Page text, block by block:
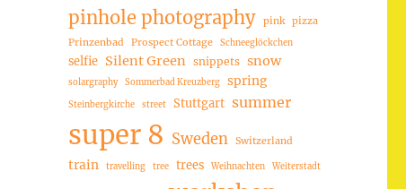
pinhole photography pink pizza
Prinzenbad
Prospect Cottage Schneeglöckchen
selfie Silent Green snippets snow
solargraphy Sommerbad Kreuzberg spring
Steinbergkirche street Stuttgart summer
super 8 Sweden Switzerland
train travelling tree trees Weihnachten Weiterstadt